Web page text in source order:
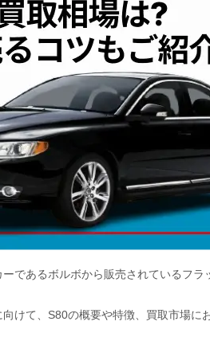
であるボルボから販売されているフラ
けて、S80の概要や特徴、買取市場に